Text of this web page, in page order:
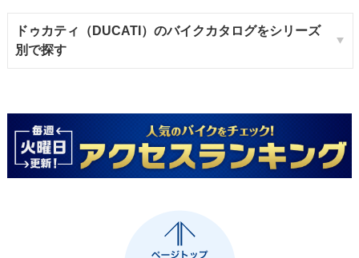
ドゥカティ（DUCATI）のバイクカタログをシリーズ
別で探す